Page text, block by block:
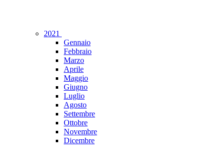
2021
Gennaio
Febbraio
Marzo
Aprile
Maggio
Giugno
Luglio
Agosto
Settembre
Ottobre
Novembre
Dicembre